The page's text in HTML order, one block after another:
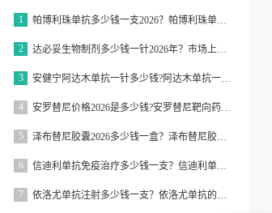
1 帕博利珠单抗多少钱一支2026？帕博利珠单抗纳入医保了吗2026？
2 达必妥生物制剂多少钱一针2026年？市场上达必妥的价格为3160元/支左右
3 安健宁阿达木单抗一针多少钱?阿达木单抗一针价格在3000元左右
4 安罗替尼价格2026是多少钱?安罗替尼靶向药价格一般在2000元左右
5 泽布替尼胶囊2026多少钱一盒？泽布替尼胶囊的价格为5000元左右一盒
6 信迪利单抗免疫治疗多少钱一支？信迪利单抗免疫治疗的价格约为2843元一支
7 依洛尤单抗注射多少钱一支？依洛尤单抗的价格一般在500元到1000元之间一支